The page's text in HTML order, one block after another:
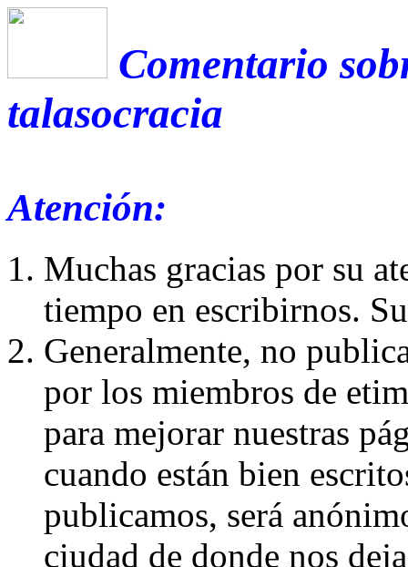
Comentario
talasocracia
Atención:
Muchas gracias por su
tiempo en escribirnos.
Generalmente, no
por los miembros de
para mejorar nuestras
cuando están bien
publicamos, será
ciudad de donde nos